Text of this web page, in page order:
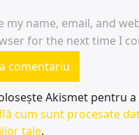
my name, email, and
for the next time I
Akismet pentru
cum sunt procesate
tale.